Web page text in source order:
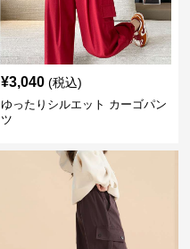
¥3,040 (税込)
ゆったりシルエット カーゴパン
ツ